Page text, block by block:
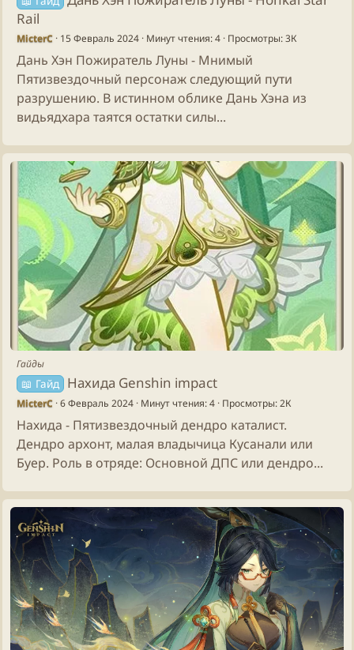
Rail
MicterC 15 Февраль 2024 Минут чтения: 4 Просмотры: 3К
Дань Хэн Пожиратель Луны - Мнимый
Пятизвездочный персонаж следующий пути
разрушению. В истинном облике Дань Хэна из
видьядхара таятся остатки силы...
Гайды
📖 Гайд Нахида Genshin impact
MicterC 6 Февраль 2024 Минут чтения: 4 Просмотры: 2К
Нахида - Пятизвездочный дендро каталист.
Дендро архонт, малая владычица Кусанали или
Буер. Роль в отряде: Основной ДПС или дендро...